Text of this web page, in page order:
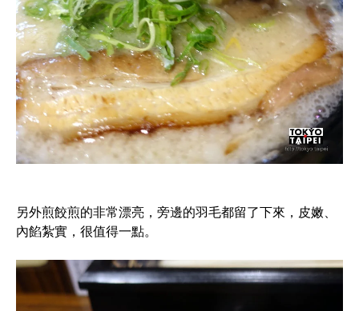
另外煎餃煎的非常漂亮，旁邊的羽毛都留了下來，皮嫩、
內餡紮實，很值得一點。